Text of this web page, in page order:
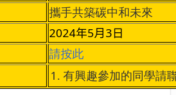
攜手共築碳中和未來
2024年5月3日
請按此
1. 有興趣參加的同學請